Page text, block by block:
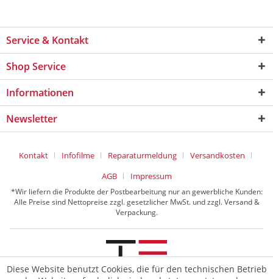
Service & Kontakt
Shop Service
Informationen
Newsletter
Kontakt Infofilme Reparaturmeldung
Versandkosten
AGB
Impressum
*Wir liefern die Produkte der Postbearbeitung nur an gewerbliche Kunden:
Alle Preise sind Nettopreise zzgl. gesetzlicher MwSt. und zzgl. Versand &
Verpackung.
Diese Website benutzt Cookies, die für den technischen Betrieb